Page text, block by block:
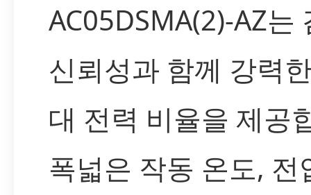
AC05DSMA(2)-AZ는
신뢰성과 함께 강력
대 전력 비율을 제공
폭넓은 작동 온도, 전